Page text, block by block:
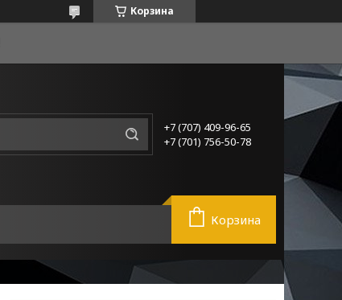
Корзина
+7 (707) 409-96-65
+7 (701) 756-50-78
Корзина